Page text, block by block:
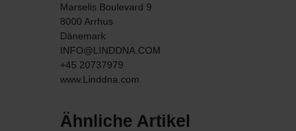
Marselis Boulevard 9
8000 Arrhus
Dänemark
INFO@LINDDNA.COM
+45 20737979
www.Linddna.com
Ähnliche Artikel